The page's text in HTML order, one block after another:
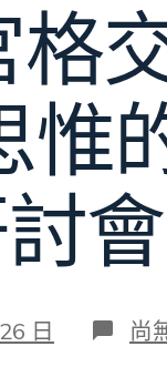
格
惟
日 在
〈
尚